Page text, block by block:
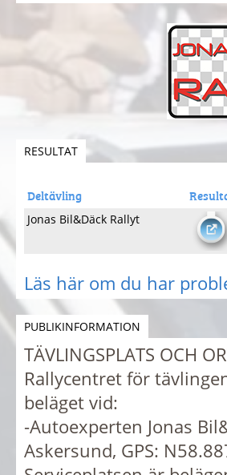
RESULTAT
Deltävling
Jonas Bil&Däck Rallyt
Läs här om du har
PUBLIKINFORMATION
TÄVLINGSPLATS OCH
Rallycentret för
beläget vid:
-Autoexperten Jonas
Askersund, GPS: